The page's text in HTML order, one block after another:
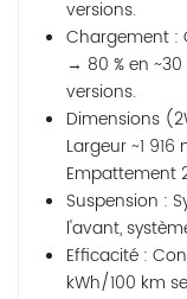
versions.
Chargement :
→ 80 % en
versions.
Dimensions
Largeur ~1 916
Empattement
Suspension :
l'avant,
Efficacité :
kWh/100 km